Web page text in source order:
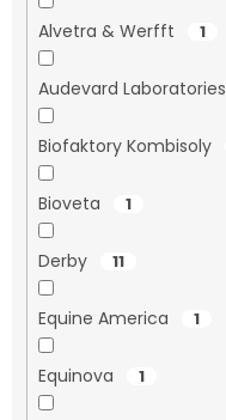
Alvetra & Werfft 1
Audevard Laboratories
Biofaktory Kombisoly
Bioveta 1
Derby 11
Equine America 1
Equinova 1